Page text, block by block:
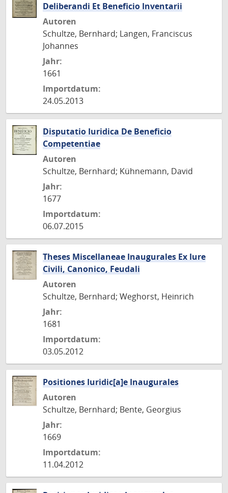
Deliberandi Et Beneficio Inventarii
Autoren
Schultze, Bernhard; Langen, Franciscus
Johannes
Jahr:
1661
Importdatum:
24.05.2013
Disputatio Iuridica De Beneficio
Competentiae
Autoren
Schultze, Bernhard; Kühnemann, David
Jahr:
1677
Importdatum:
06.07.2015
Theses Miscellaneae Inaugurales Ex Iure
Civili, Canonico, Feudali
Autoren
Schultze, Bernhard; Weghorst, Heinrich
Jahr:
1681
Importdatum:
03.05.2012
Positiones Iuridic[a]e Inaugurales
Autoren
Schultze, Bernhard; Bente, Georgius
Jahr:
1669
Importdatum:
11.04.2012